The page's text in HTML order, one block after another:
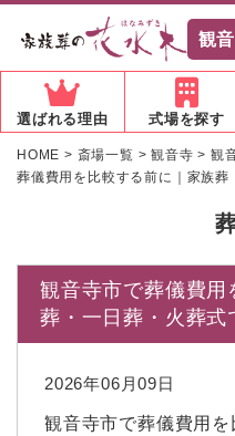
観
選ばれる理由 式場を探す
HOME > 斎場一覧 >観音寺 >観
葬儀費用を比較する前に｜家族葬
観音寺市で葬儀費用
葬・一日葬・火葬式
2026年06月09日
観音寺市で葬儀費用